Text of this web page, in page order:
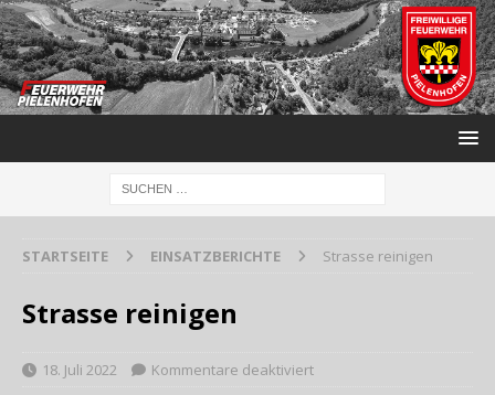
STARTSEITE EINSATZBERICHTE Strasse reinigen
Strasse reinigen
18. Juli 2022 Kommentare deaktiviert